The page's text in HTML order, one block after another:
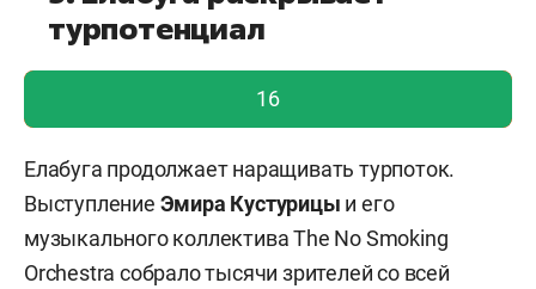
турпотенциал
голос учтен!
16
Елабуга продолжает наращивать турпоток.
Выступление Эмира Кустурицы и его
музыкального коллектива The No Smoking
Orchestra собрало тысячи зрителей со всей